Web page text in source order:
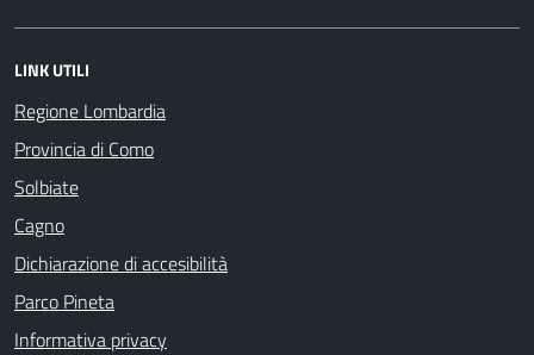
LINK UTILI
Regione Lombardia
Provincia di Como
Solbiate
Cagno
Dichiarazione di accesibilità
Parco Pineta
Informativa privacy